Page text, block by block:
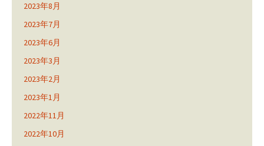
2023年8月
2023年7月
2023年6月
2023年3月
2023年2月
2023年1月
2022年11月
2022年10月